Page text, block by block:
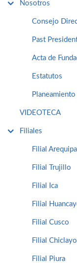
Nosotros
Consejo
Past
Acta de
Estatutos
VIDEOTECA
Filiales
Filial Arequipa
Filial Trujillo
Filial Ica
Filial
Filial Cusco
Filial Chiclayo
Filial Piura